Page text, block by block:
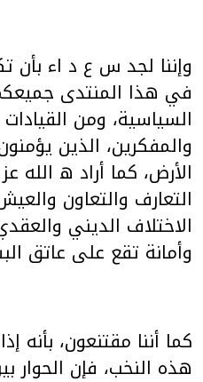
وإننا لجد س ع د اء بأن
في هذا المنتدى
السياسية، ومن
والمفكرين، الذين
الأرض، كما أراد ه
التعارف والتعاون
الاختلاف الديني
وأمانة تقع على عاتق
كما أننا مقتنعون، بأنه
هذه النخب، فإن الحوار